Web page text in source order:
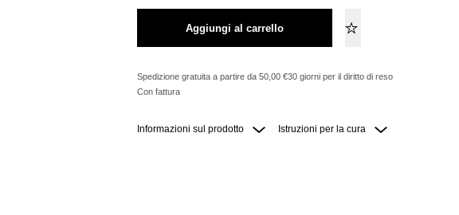
Aggiungi al carrello
Spedizione gratuita a partire da 50,00 €30 giorni per il diritto di reso
Con fattura
Informazioni sul prodotto Istruzioni per la cura